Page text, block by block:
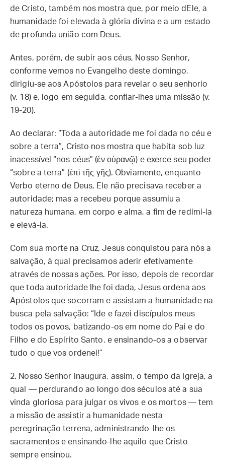
de Cristo, também nos mostra que, por meio dEle, a
humanidade foi elevada à glória divina e a um estado
de profunda união com Deus.
Antes, porém, de subir aos céus, Nosso Senhor,
conforme vemos no Evangelho deste domingo,
dirigiu-se aos Apóstolos para revelar o seu senhorio
(v. 18) e, logo em seguida, confiar-lhes uma missão (v.
19-20).
Ao declarar: “Toda a autoridade me foi dada no céu e
sobre a terra”, Cristo nos mostra que habita sob luz
inacessível “nos céus” (ἐν οὐρανῷ) e exerce seu poder
“sobre a terra” (ἐπὶ τῆς γῆς). Obviamente, enquanto
Verbo eterno de Deus, Ele não precisava receber a
autoridade; mas a recebeu porque assumiu a
natureza humana, em corpo e alma, a fim de redimi-la
e elevá-la.
Com sua morte na Cruz, Jesus conquistou para nós a
salvação, à qual precisamos aderir efetivamente
através de nossas ações. Por isso, depois de recordar
que toda autoridade lhe foi dada, Jesus ordena aos
Apóstolos que socorram e assistam a humanidade na
busca pela salvação: “Ide e fazei discípulos meus
todos os povos, batizando-os em nome do Pai e do
Filho e do Espírito Santo, e ensinando-os a observar
tudo o que vos ordenei!”
2. Nosso Senhor inaugura, assim, o tempo da Igreja, a
qual — perdurando ao longo dos séculos até a sua
vinda gloriosa para julgar os vivos e os mortos — tem
a missão de assistir a humanidade nesta
peregrinação terrena, administrando-lhe os
sacramentos e ensinando-lhe aquilo que Cristo
sempre ensinou.